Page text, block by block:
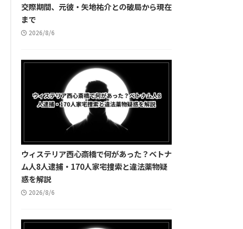
交際期間、元彼・矢地祐介との破局から現在
まで
2026/8/6
ウィステリア西心斎橋で何があった？ベトナ
ム人8人逮捕・170人家宅捜索と違法薬物疑
惑を解説
2026/8/6